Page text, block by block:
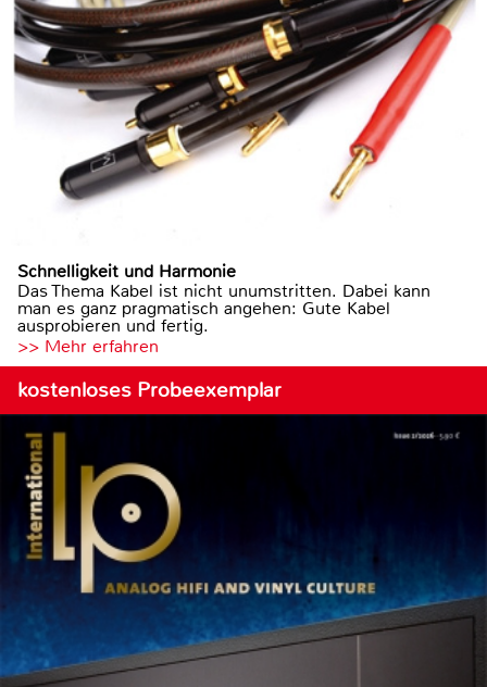
Schnelligkeit und Harmonie
Das Thema Kabel ist nicht unumstritten. Dabei kann
man es ganz pragmatisch angehen: Gute Kabel
ausprobieren und fertig.
>> Mehr erfahren
kostenloses Probeexemplar